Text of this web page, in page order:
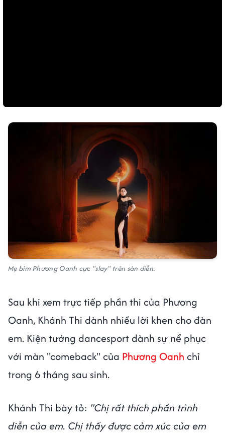
Mẹ bỉm Phương Oanh cực "slay" trên sàn diễn.
Sau khi xem trực tiếp phần thi của Phương
Oanh, Khánh Thi dành nhiều lời khen cho đàn
em. Kiện tướng dancesport dành sự nể phục
với màn "comeback" của Phương Oanh chỉ
trong 6 tháng sau sinh.
Khánh Thi bày tỏ: "Chị rất thích phần trình
diễn của em. Chị thấy được cảm xúc của em